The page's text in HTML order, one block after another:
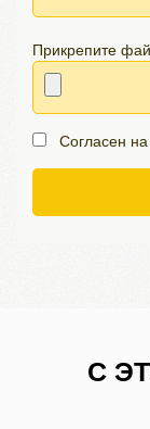
Прикрепите
Согласен
С